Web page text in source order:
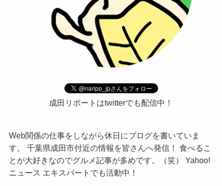
成田リポートはtwitterでも配信中！
Web関係の仕事をしながら休日にブログを書いていま
す。 千葉県成田市付近の情報を皆さんへ発信！ 食べるこ
とが大好きなのでグルメ記事が多めです。（笑） Yahoo!
ニュース エキスパートでも活動中！